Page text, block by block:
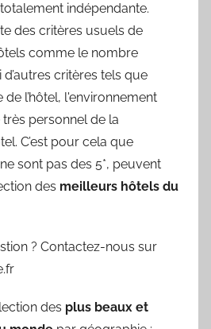
indépendante.
des critères usuels de
comme le nombre
d’autres critères tels que
de l’hôtel, l'environnement
personnel de la
C’est pour cela que
sont pas des 5*, peuvent
des meilleurs hôtels du
? Contactez-nous sur
des plus beaux et